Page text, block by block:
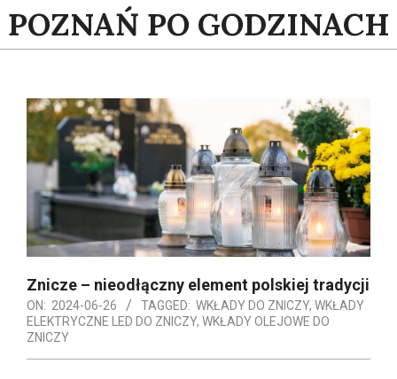
to
content
POZNAŃ PO GODZINACH
Znicze – nieodłączny element polskiej tradycji
ON: 2024-06-26 TAGGED: WKŁADY DO ZNICZY, WKŁADY
ELEKTRYCZNE LED DO ZNICZY, WKŁADY OLEJOWE DO
ZNICZY